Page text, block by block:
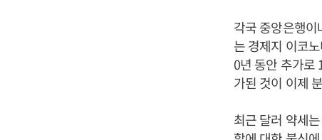
각국 중앙은행
는 경제지 이코
0년 동안 추가로
가된 것이 이제
최근 달러 약세